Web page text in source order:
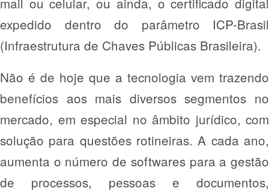
expedido dentro do parâmetro ICP-Brasil
(Infraestrutura de Chaves Públicas Brasileira).
Não é de hoje que a tecnologia vem trazendo
benefícios aos mais diversos segmentos no
mercado, em especial no âmbito jurídico, com
solução para questões rotineiras. A cada ano,
aumenta o número de softwares para a gestão
de processos, pessoas e documentos,